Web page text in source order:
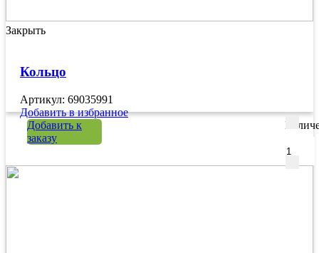
Закрыть
Кольцо
Артикул: 69035991
Добавить в избранное
Добавить к
заказу